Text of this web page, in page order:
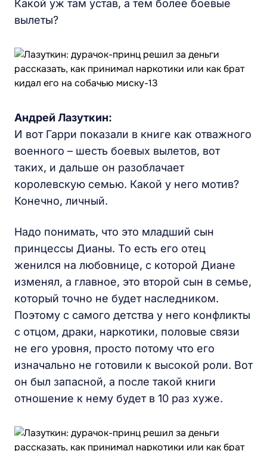
Какой уж там устав, а тем более боевые
вылеты?
Андрей Лазуткин:
И вот Гарри показали в книге как отважного
военного – шесть боевых вылетов, вот
таких, и дальше он разоблачает
королевскую семью. Какой у него мотив?
Конечно, личный.
Надо понимать, что это младший сын
принцессы Дианы. То есть его отец
женился на любовнице, с которой Диане
изменял, а главное, это второй сын в семье,
который точно не будет наследником.
Поэтому с самого детства у него конфликты
с отцом, драки, наркотики, половые связи
не его уровня, просто потому что его
изначально не готовили к высокой роли. Вот
он был запасной, а после такой книги
отношение к нему будет в 10 раз хуже.